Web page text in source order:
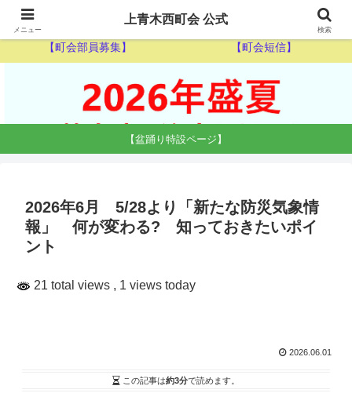
【ゴミ収集カレンダー】 【休日当番医】
【町会部員募集】 【町会短信】
【盆踊り特設ページ】
2026年6月 5/28より「新たな防災気象情
報」 何が変わる? 知っておきたいポイ
ント
21 total views , 1 views today
2026.06.01
この記事は約3分で読めます。
メニュー
上青木西町会 公式
検索